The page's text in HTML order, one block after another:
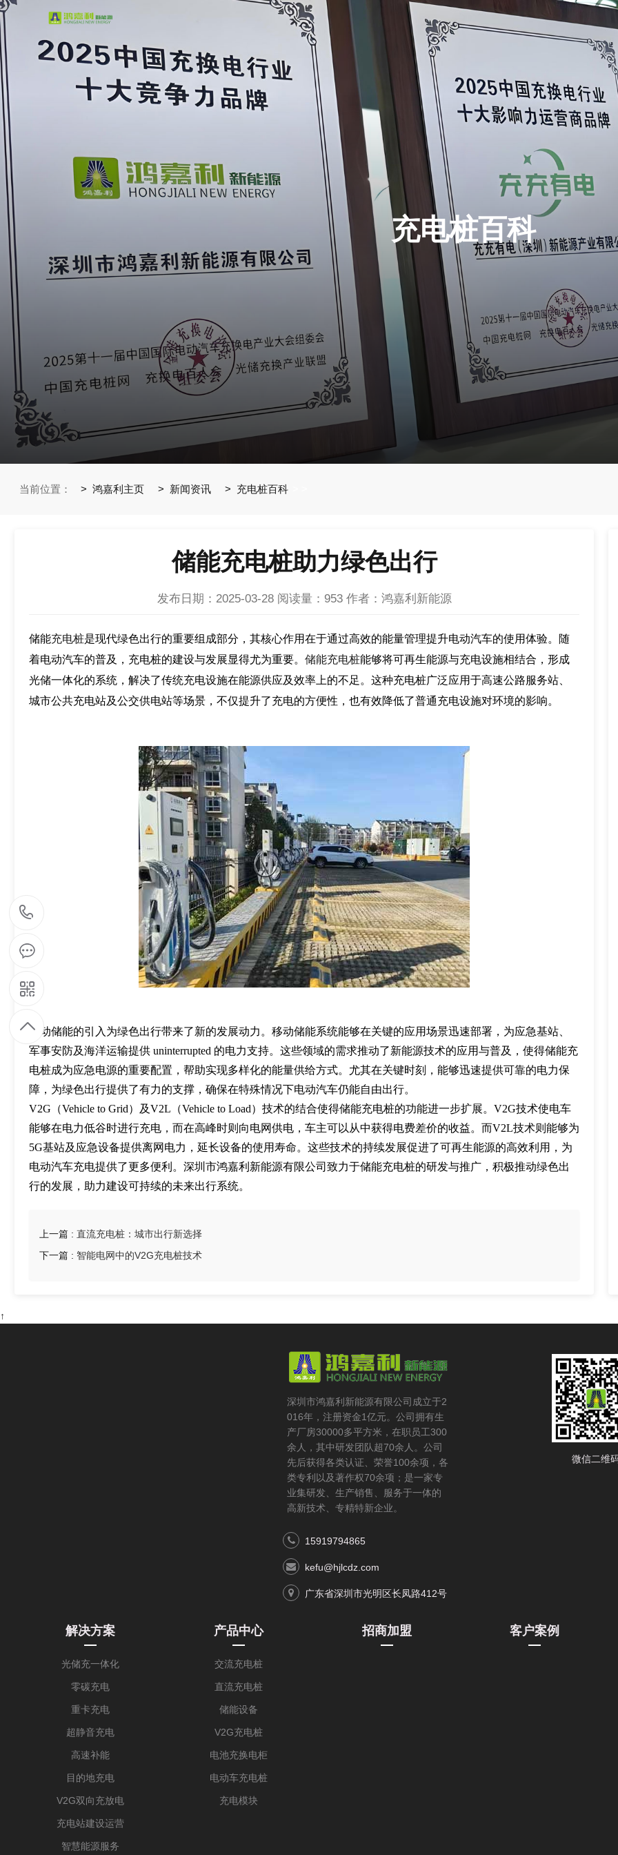
充电桩百科
当前位置： 鸿嘉利主页 新闻资讯 充电桩百科
储能充电桩助力绿色出行
发布日期：2025-03-28 阅读量： 953 作者：鸿嘉利新能源
储能充电桩是现代绿色出行的重要组成部分，其核心作用在于通过高效的能量管理提升电动汽车的使用体验。随
着电动汽车的普及，充电桩的建设与发展显得尤为重要。 储能充电桩能够将可再生能源与充电设施相结合，形成
光储一体化的系统，解决了传统充电设施在能源供应及效率上的不足。这种充电桩广泛应用于高速公路服务站、
城市公共充电站及公交供电站等场景，不仅提升了充电的方便性，也有效降低了普通充电设施对环境的影响。
移动储能的引入为绿色出行带来了新的发展动力。移动储能系统能够在关键的应用场景迅速部署，为应急基站、
军事安防及海洋运输提供 uninterrupted 的电力支持。这些领域的需求推动了新能源技术的应用与普及，使得储能充
电桩成为应急电源的重要配置，帮助实现多样化的能量供给方式。尤其在关键时刻，能够迅速提供可靠的电力保
障，为绿色出行提供了有力的支撑，确保在特殊情况下电动汽车仍能自由出行。
V2G（Vehicle to Grid）及V2L（Vehicle to Load）技术的结合使得储能充电桩的功能进一步扩展。V2G技术使电车
能够在电力低谷时进行充电，而在高峰时则向电网供电，车主可以从中获得电费差价的收益。而V2L技术则能够为
5G基站及应急设备提供离网电力，延长设备的使用寿命。这些技术的持续发展促进了可再生能源的高效利用，为
电动汽车充电提供了更多便利。深圳市鸿嘉利新能源有限公司致力于储能充电桩的研发与推广，积极推动绿色出
行的发展，助力建设可持续的未来出行系统。
上一篇 : 直流充电桩：城市出行新选择
下一篇 : 智能电网中的V2G充电桩技术
↑
深圳市鸿嘉利新能源有限公司成立于2
016年，注册资金1亿元。公司拥有生
产厂房30000多平方米，在职员工300
余人，其中研发团队超70余人。公司
先后获得各类认证、荣誉100余项，各
类专利以及著作权70余项；是一家专
业集研发、生产销售、服务于一体的
高新技术、专精特新企业。
15919794865
kefu@hjlcdz.com
广东省深圳市光明区长凤路412号
微信二维
解决方案
光储充一体化
零碳充电
重卡充电
超静音充电
高速补能
目的地充电
V2G双向充放电
充电站建设运营
智慧能源服务
产品中心
交流充电桩
直流充电桩
储能设备
V2G充电桩
电池充换电柜
电动车充电桩
充电模块
招商加盟 客户案例
1
9
7
9
4
6